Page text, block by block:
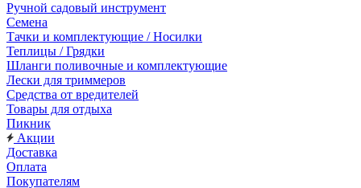
Ручной садовый инструмент
Семена
Тачки и комплектующие / Носилки
Теплицы / Грядки
Шланги поливочные и комплектующие
Лески для триммеров
Средства от вредителей
Товары для отдыха
Пикник
Акции
Доставка
Оплата
Покупателям